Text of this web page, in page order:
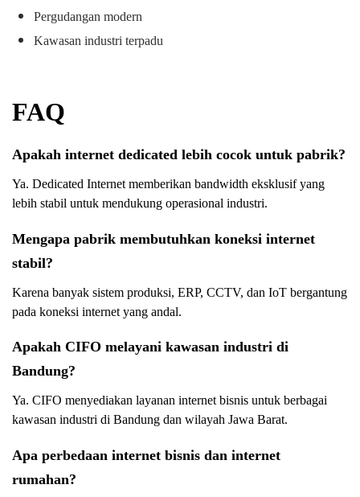
Pergudangan modern
Kawasan industri terpadu
FAQ
Apakah internet dedicated lebih cocok untuk pabrik?
Ya. Dedicated Internet memberikan bandwidth eksklusif yang
lebih stabil untuk mendukung operasional industri.
Mengapa pabrik membutuhkan koneksi internet
stabil?
Karena banyak sistem produksi, ERP, CCTV, dan IoT bergantung
pada koneksi internet yang andal.
Apakah CIFO melayani kawasan industri di
Bandung?
Ya. CIFO menyediakan layanan internet bisnis untuk berbagai
kawasan industri di Bandung dan wilayah Jawa Barat.
Apa perbedaan internet bisnis dan internet
rumahan?